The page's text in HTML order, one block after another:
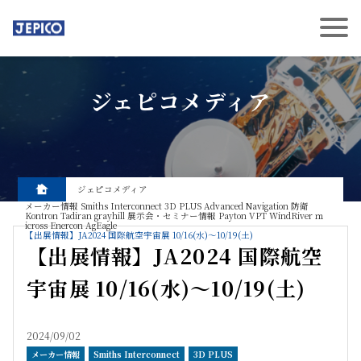
ジェピコメディア
ジェピコメディア
メーカー情報 Smiths Interconnect 3D PLUS Advanced Navigation 防衛
Kontron Tadiran grayhill 展示会・セミナー情報 Payton VPT WindRiver ｍ
icross Enercon AgEagle
【出展情報】JA2024 国際航空宇宙展 10/16(水)～10/19(土)
【出展情報】JA2024 国際航空
宇宙展 10/16(水)～10/19(土)
2024/09/02
メーカー情報 Smiths Interconnect 3D PLUS